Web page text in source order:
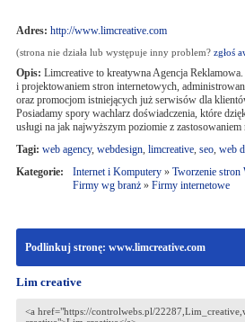
Adres: http://www.limcreative.com
(strona nie działa lub występuje inny problem? zgłoś
Opis: Limcreative to kreatywna Agencja
i projektowaniem stron internetowych,
oraz promocjom istniejących już serwisów dla
Posiadamy spory wachlarz doświadczenia, które
usługi na jak najwyższym poziomie z
Tagi: web agency, webdesign, limcreative, seo, web
Kategorie:
Internet i Komputery» Tworzenie stron
Firmy wg branż» Firmy internetowe
Podlinkuj stronę: www.limcreative.com
Lim creative